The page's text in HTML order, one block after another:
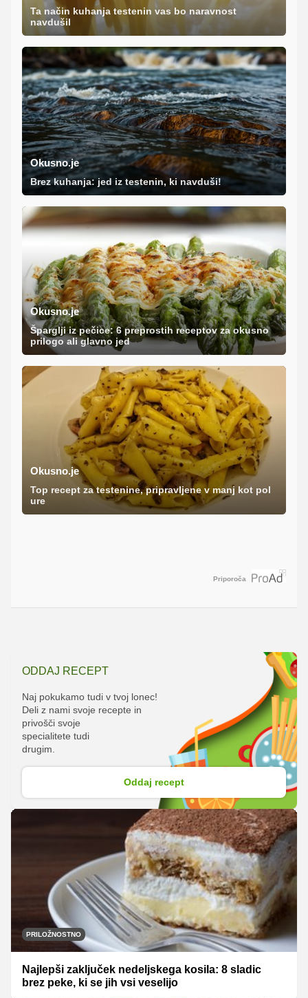
Ta način kuhanja testenin vas bo naravnost
navdušil
Okusno.je
Brez kuhanja: jed iz testenin, ki navduši!
Okusno.je
Šparglji iz pečice: 6 preprostih receptov za okusno
prilogo ali glavno jed
Okusno.je
Top recept za testenine, pripravljene v manj kot pol
ure
Priporoča
ODDAJ RECEPT
Naj pokukamo tudi v tvoj lonec!
Deli z nami svoje recepte in
privošči svoje
specialitete tudi
drugim.
Oddaj recept
PRILOŽNOSTNO
Najlepši zaključek nedeljskega kosila: 8 sladic
brez peke, ki se jih vsi veselijo